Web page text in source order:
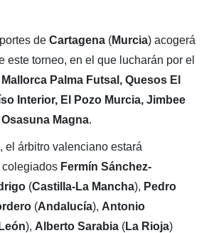
de Cartagena (Murcia) acogerá
este torneo, en el que lucharán por el
Palma Futsal, Quesos El
Interior, El Pozo Murcia, Jimbee
Magna.
el árbitro valenciano estará
Fermín Sánchez-
(Castilla-La Mancha), Pedro
(Andalucía), Antonio
), Alberto Sarabia (La Rioja)